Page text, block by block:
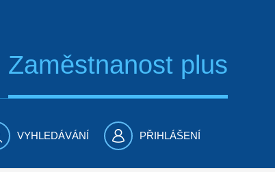
Zaměstnanost plus
VYHLEDÁVÁNÍ PŘIHLÁŠENÍ